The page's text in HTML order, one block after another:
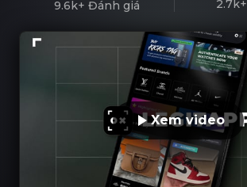
9.6k+ Đánh giá 2.7k+
Xem video